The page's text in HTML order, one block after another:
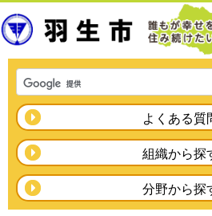
よくある質
組織から探
分野から探